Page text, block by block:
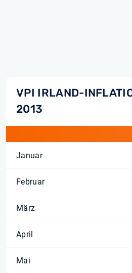
VPI IRLAND-
2013
Januar
Februar
März
April
Mai